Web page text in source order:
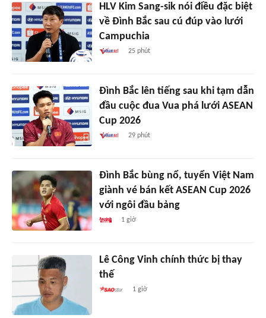
HLV Kim Sang-sik nói điều đặc biệt
về Đình Bắc sau cú đúp vào lưới
Campuchia
25 phút
Đình Bắc lên tiếng sau khi tạm dẫn
đầu cuộc đua Vua phá lưới ASEAN
Cup 2026
29 phút
Đình Bắc bùng nổ, tuyển Việt Nam
giành vé bán kết ASEAN Cup 2026
với ngôi đầu bảng
1 giờ
Lê Công Vinh chính thức bị thay
thế
1 giờ